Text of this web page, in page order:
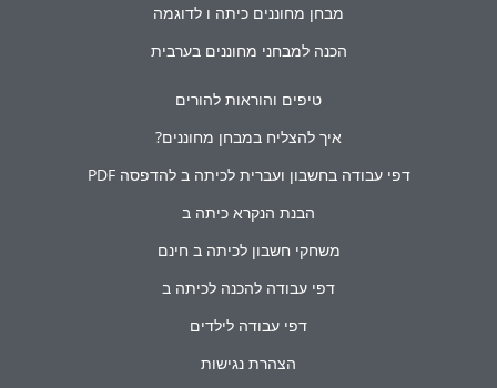
מבחן מחוננים כיתה ו לדוגמה
הכנה למבחני מחוננים בערבית
טיפים והוראות להורים
איך להצליח במבחן מחוננים?
דפי עבודה בחשבון ועברית לכיתה ב להדפסה PDF
הבנת הנקרא כיתה ב
משחקי חשבון לכיתה ב חינם
דפי עבודה להכנה לכיתה ב
דפי עבודה לילדים
הצהרת נגישות